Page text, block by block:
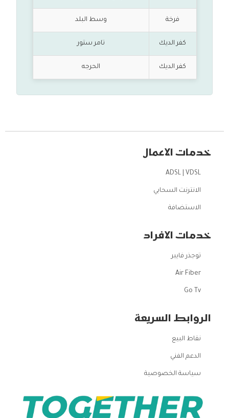
فرخة وسط البلد
كفر الديك تامر ستور
كفر الديك الحرجه
خدمات الاعمال
ADSL | VDSL
الانترنت السحابي
الاستضافة
خدمات الافراد
توجذر فايبر
Air Fiber
Go Tv
الروابط السريعة
نقاط البيع
الدعم الفني
سياسة الخصوصية